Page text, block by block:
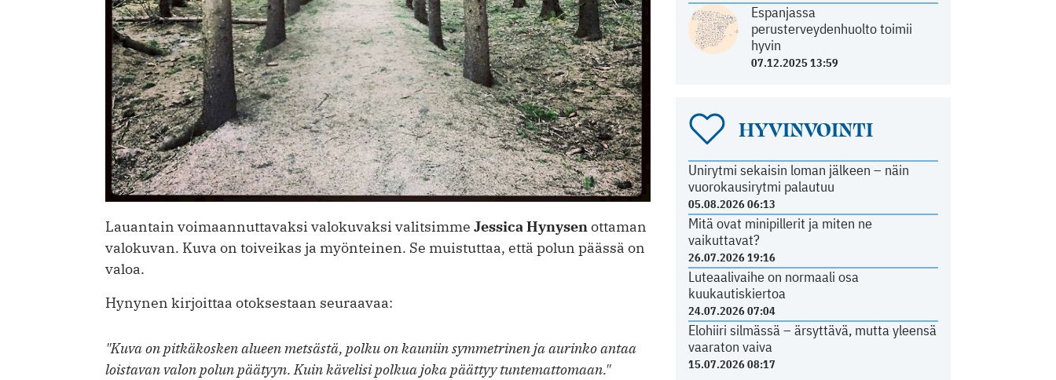
Espanjassa
perusterveydenhuolto toimii
hyvin
07.12.2025 13:59
HYVINVOINTI
Unirytmi sekaisin loman jälkeen – näin
vuorokausirytmi palautuu
05.08.2026 06:13
Mitä ovat minipillerit ja miten ne
vaikuttavat?
26.07.2026 19:16
Luteaalivaihe on normaali osa
kuukautiskiertoa
24.07.2026 07:04
Elohiiri silmässä – ärsyttävä, mutta yleensä
vaaraton vaiva
15.07.2026 08:17
Lauantain voimaannuttavaksi valokuvaksi valitsimme Jessica Hynysen ottaman
valokuvan. Kuva on toiveikas ja myönteinen. Se muistuttaa, että polun päässä on
valoa.
Hynynen kirjoittaa otoksestaan seuraavaa:
"Kuva on pitkäkosken alueen metsästä, polku on kauniin symmetrinen ja aurinko antaa
loistavan valon polun päätyyn. Kuin kävelisi polkua joka päättyy tuntemattomaan."